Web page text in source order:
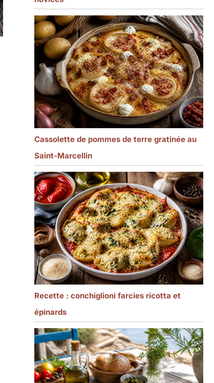
Cassolette de pommes de terre gratinée au
Saint-Marcellin
Recette : conchiglioni farcies ricotta et
épinards